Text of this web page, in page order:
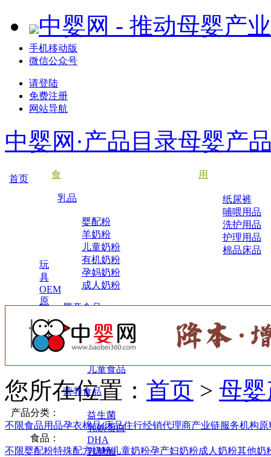
中婴网 - 推动母婴产
手机移动版
微信公众号
请登陆
免费注册
网站导航
中婴网·产品目录母婴产
首页 食
乳品
婴配粉
羊奶粉
儿童奶粉
有机奶粉
孕妈奶粉
成人奶粉
婴童食品
辅食
小零食
儿童食品
营养食品
益生菌
乳铁蛋白
DHA
乳糖酶
用
纸尿裤
哺喂用品
洗护用品
护理用品
棉品床品
玩
具
OEM
原
您所在位置： 首页 > 母
产品分类：
不限食品用品孕衣棉品/床品住行经销代理商产业链服务机构原
食品：
不限婴配粉特殊配方奶粉儿童奶粉孕产妇奶粉成人奶粉其他奶